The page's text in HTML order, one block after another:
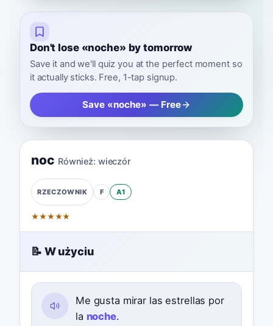
Don't lose «noche» by tomorrow
Save it and we'll quiz you at the perfect moment so
it actually sticks. Free, 1-tap signup.
Save «noche» — Free
noc Również: wieczór
RZECZOWNIK F A1
★★★★★
📝 W użyciu
Me gusta mirar las estrellas por
la noche.